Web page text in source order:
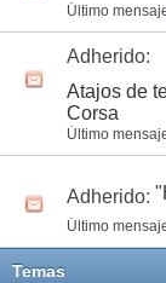
Último
Adherido:
Atajos de
Corsa
Último
Adherido:
Último
Temas